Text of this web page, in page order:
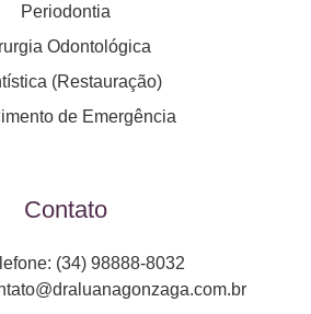
Periodontia
Odontológica
(Restauração)
de Emergência
Contato
(34) 98888-8032